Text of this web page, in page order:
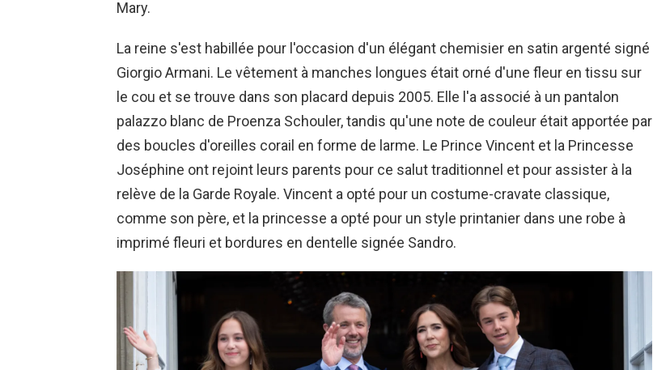
Mary.
La reine s'est habillée pour l'occasion d'un élégant chemisier en satin argenté signé
Giorgio Armani. Le vêtement à manches longues était orné d'une fleur en tissu sur
le cou et se trouve dans son placard depuis 2005. Elle l'a associé à un pantalon
palazzo blanc de Proenza Schouler, tandis qu'une note de couleur était apportée par
des boucles d'oreilles corail en forme de larme. Le Prince Vincent et la Princesse
Joséphine ont rejoint leurs parents pour ce salut traditionnel et pour assister à la
relève de la Garde Royale. Vincent a opté pour un costume-cravate classique,
comme son père, et la princesse a opté pour un style printanier dans une robe à
imprimé fleuri et bordures en dentelle signée Sandro.